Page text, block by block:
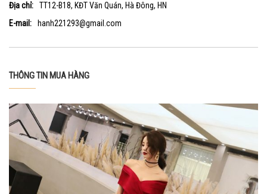
Địa chỉ:
TT12-B18, KĐT Văn Quán, Hà Đông, HN
E-mail:
hanh221293@gmail.com
THÔNG TIN MUA HÀNG